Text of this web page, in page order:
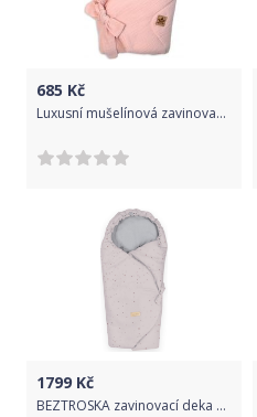
685 Kč
Luxusní mušelínová zavinovačka - ZAVAZOVACÍ MAŠLE meruňková - BabyNellys
1799 Kč
BEZTROSKA zavinovací deka do autosedačky PINK DOTS